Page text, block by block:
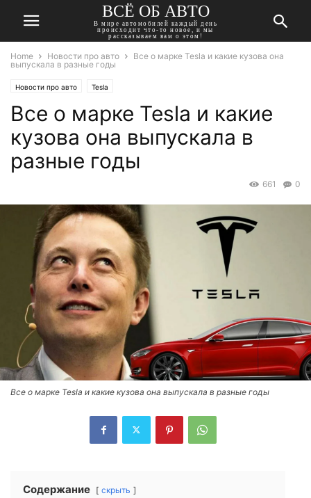
ВСЁ ОБ АВТО
В мире автомобилей каждый день
происходит что-то новое, и мы
рассказываем вам о этом!
Home Новости про авто
Все о марке Tesla и какие кузова она
выпускала в разные годы
Новости про авто Tesla
Все о марке Tesla и какие
кузова она выпускала в
разные годы
0
661
Все о марке Tesla и какие кузова она выпускала в разные годы
Содержание скрыть